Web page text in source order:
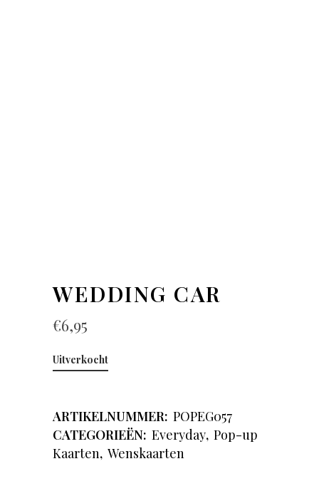
WEDDING CAR
€6,95
Uitverkocht
ARTIKELNUMMER: POPEG057
CATEGORIEËN: Everyday, Pop-up
Kaarten, Wenskaarten